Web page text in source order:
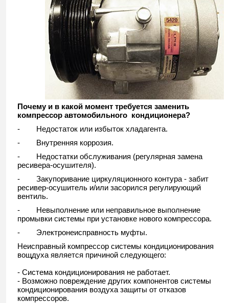
Почему и в какой момент требуется заменить
компрессор автомобильного кондиционера?
- Недостаток или избыток хладагента.
- Внутренняя коррозия.
- Недостатки обслуживания (регулярная замена
ресивера-осушителя).
- Закупоривание циркуляционного контура - забит
ресивер-осушитель и/или засорился регулирующий
вентиль.
- Невыполнение или неправильное выполнение
промывки системы при установке нового компрессора.
- Электронеисправность муфты.
Неисправный компрессор системы кондиционирования
вощдуха является причиной следующего:
- Система кондиционирования не работает.
- Возможно повреждение других компонентов системы
кондиционирования воздуха защиты от отказов
компрессоров.